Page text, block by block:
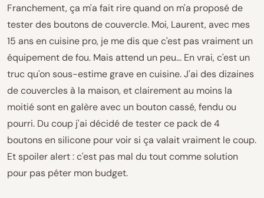
Franchement, ça m'a fait rire quand on m'a proposé de
tester des boutons de couvercle. Moi, Laurent, avec mes
15 ans en cuisine pro, je me dis que c'est pas vraiment un
équipement de fou. Mais attend un peu... En vrai, c'est un
truc qu'on sous-estime grave en cuisine. J'ai des dizaines
de couvercles à la maison, et clairement au moins la
moitié sont en galère avec un bouton cassé, fendu ou
pourri. Du coup j'ai décidé de tester ce pack de 4
boutons en silicone pour voir si ça valait vraiment le coup.
Et spoiler alert : c'est pas mal du tout comme solution
pour pas péter mon budget.